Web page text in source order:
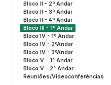
Bloco II - 2º Andar
Bloco II - 3º Andar
Bloco II - 4º Andar
Bloco III - 1º Andar
Bloco IV - 1º Andar
Bloco IV - 2ºAndar
Bloco IV - 3ºAndar
Bloco V - 1° Andar
Bloco V - 2° Andar
Reuniões/Videoconferências